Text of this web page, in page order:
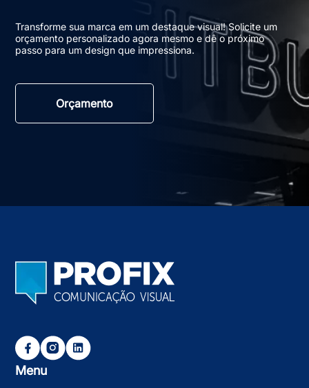
Transforme sua marca em um destaque visual! Solicite um
orçamento personalizado agora mesmo e dê o próximo
passo para um design que impressiona.
Orçamento
Menu